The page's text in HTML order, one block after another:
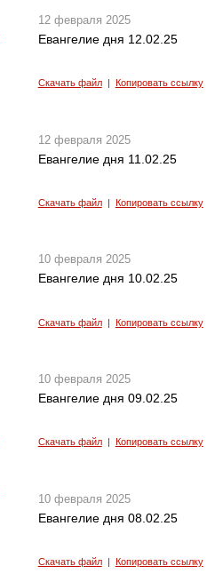
12 февраля 2025
Евангелие дня 12.02.25
Скачать файл| Копировать ссылку
12 февраля 2025
Евангелие дня 11.02.25
Скачать файл| Копировать ссылку
10 февраля 2025
Евангелие дня 10.02.25
Скачать файл| Копировать ссылку
10 февраля 2025
Евангелие дня 09.02.25
Скачать файл| Копировать ссылку
10 февраля 2025
Евангелие дня 08.02.25
Скачать файл| Копировать ссылку